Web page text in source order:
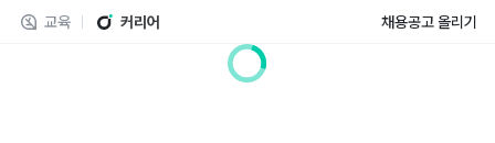
교육 커리어 채용공고 올리기